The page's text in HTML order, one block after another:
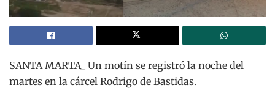
SANTA MARTA_ Un motín se registró la noche del
martes en la cárcel Rodrigo de Bastidas.